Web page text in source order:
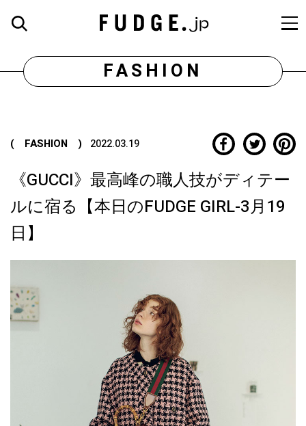
FASHION
( FASHION ) 2022.03.19
《GUCCI》最高峰の職人技がディテー
ルに宿る【本日のFUDGE GIRL-3月19
日】